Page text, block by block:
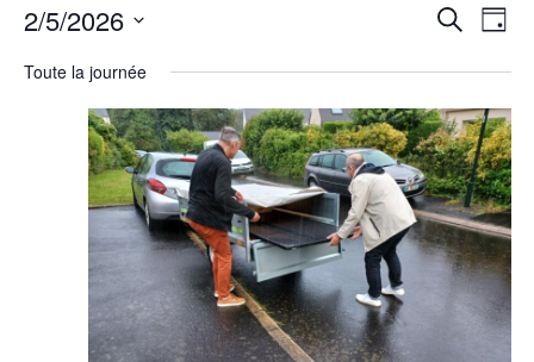
et
de
vues
Recherche
de
Jour
2/5/2026
une
Toute la journée